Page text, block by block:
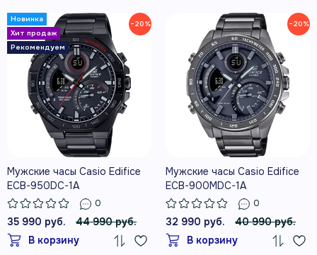
−20%
Мужские часы Casio Edifice
ECB-950DC-1A
0
35 990 руб.
44 990 руб.
В корзину
−20%
Мужские часы Casio Edifice
ECB-900MDC-1A
0
32 990 руб.
40 990 руб.
В корзину